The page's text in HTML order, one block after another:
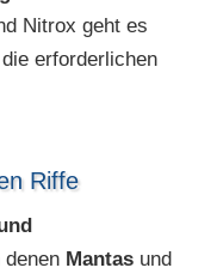
Nitrox geht es
erforderlichen
Riffe
denen Mantas und